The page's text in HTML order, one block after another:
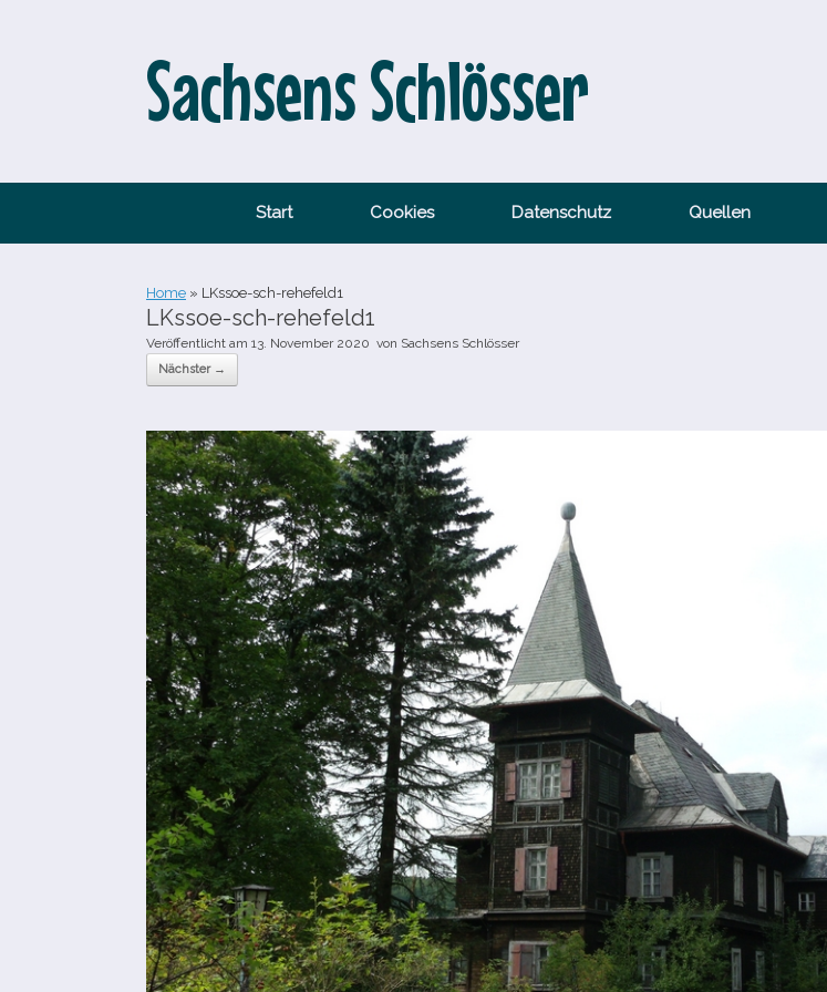
Sachsens Schlösser
Start Cookies Datenschutz Quellen
Home » LKssoe-​sch-​rehefeld1
LKssoe-​sch-​rehefeld1
Veröffentlicht am 13. November 2020 von Sachsens Schlösser
Nächster →